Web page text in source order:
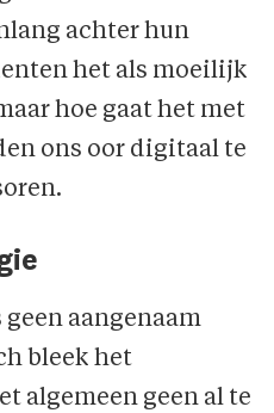
achter hun
het als moeilijk
hoe gaat het met
ons oor digitaal te
aangenaam
bleek het
algemeen geen al te